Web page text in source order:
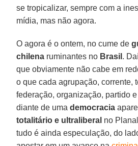
se tropicalizar, sempre com a
mídia, mas não agora.
O agora é o ontem, no cume de
chilena ruminantes no Brasil .
que obviamente não cabe em
o que cada agrupação, corrente,
federação, organização, partido
diante de umademocracia
totalitário e ultraliberal no
tudo é ainda especulação, do